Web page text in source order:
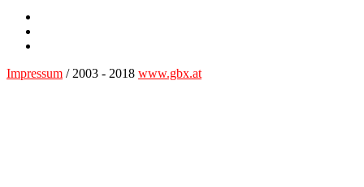
Impressum / 2003 - 2018 www.gbx.at